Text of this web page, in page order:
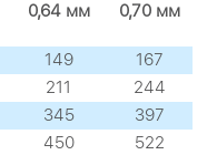
0,64 мм 0,70 мм
149
167
211
244
345
397
450
522